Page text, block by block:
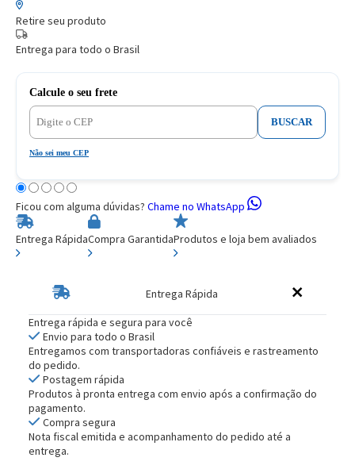
Retire seu produto
Entrega para todo o Brasil
Calcule o seu frete
BUSCAR
Não sei meu CEP
Ficou com alguma dúvidas? Chame no WhatsApp
Entrega RápidaCompra GarantidaProdutos e loja bem avaliados
Entrega Rápida
Entrega rápida e segura para você
Envio para todo o Brasil
Entregamos com transportadoras confiáveis e rastreamento
do pedido.
Postagem rápida
Produtos à pronta entrega com envio após a confirmação do
pagamento.
Compra segura
Nota fiscal emitida e acompanhamento do pedido até a
entrega.